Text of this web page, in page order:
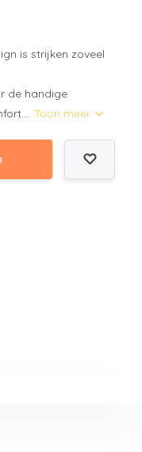
is strijken zoveel
de handige
Toon meer